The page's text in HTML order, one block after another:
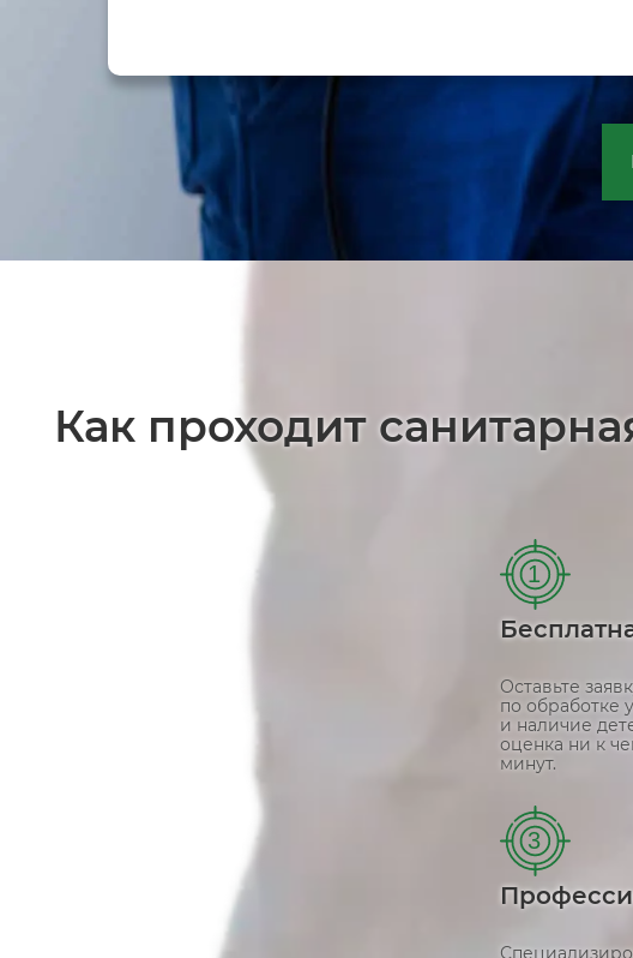
Как проходит
1
Оставьте
по обработке
и наличие
оценка ни к
минут.
3